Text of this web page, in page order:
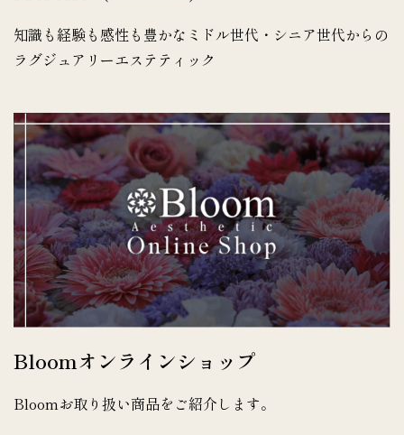
知識も経験も感性も豊かなミドル世代・シニア世代からの
ラグジュアリーエステティック
Bloomオンラインショップ
Bloomお取り扱い商品をご紹介します。